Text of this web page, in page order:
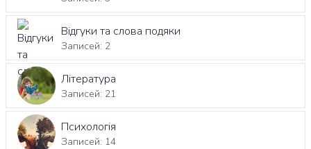
Відгуки та слова подяки
Записей: 2
Література
Записей: 21
Психологія
Записей: 14